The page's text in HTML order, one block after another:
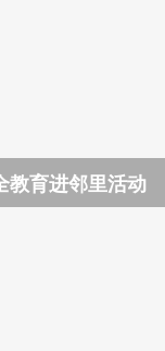
教育进邻里活动